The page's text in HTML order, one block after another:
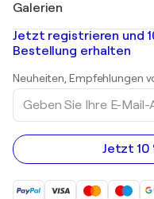
Banksy
Mr. Brainwash
Shepard Fairey
Abstrakte Gemälde zu
Landschaftsgemälde
Drucke
Acrylgemälde
Galerien
Kunstgalerien in
Kunstgalerien in Schweiz
Jetzt registrieren und
Bestellung erhalten
Neuheiten, Empfehlungen
Geben
Sie
Ihre
E-
Mail-
Adresse
Jetzt 10